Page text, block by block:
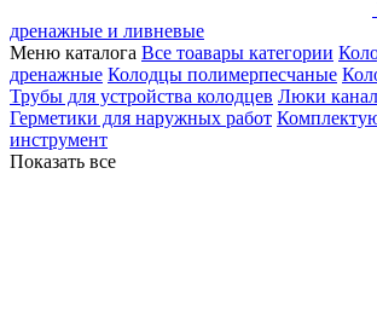
дренажные и ливневые
Меню каталога Все тоавары категории
дренажные Колодцы полимерпесчаные
Трубы для устройства колодцев Люки
Герметики для наружных работ
инструмент
Показать все